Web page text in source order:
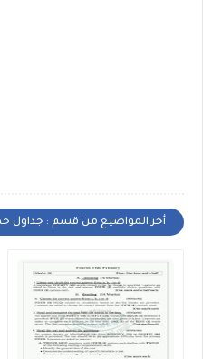
أخر المواضيع من قسم : جداول